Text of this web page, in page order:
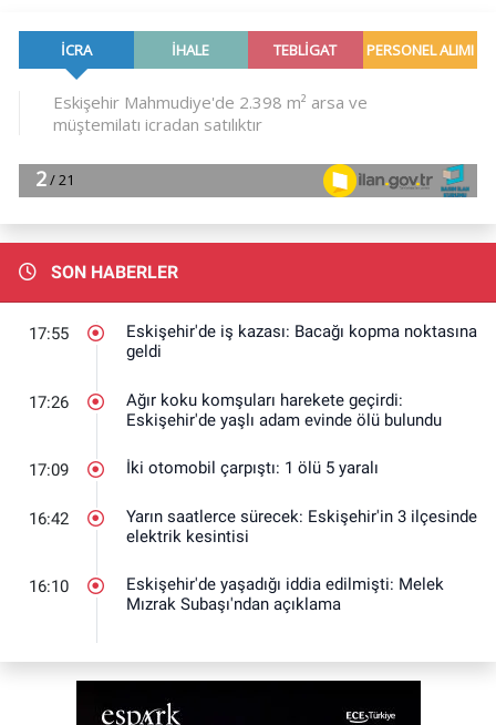
SON HABERLER
17:55
Eskişehir'de iş kazası: Bacağı kopma noktasına
geldi
17:26
Ağır koku komşuları harekete geçirdi:
Eskişehir'de yaşlı adam evinde ölü bulundu
17:09 İki otomobil çarpıştı: 1 ölü 5 yaralı
16:42
Yarın saatlerce sürecek: Eskişehir'in 3 ilçesinde
elektrik kesintisi
16:10
Eskişehir'de yaşadığı iddia edilmişti: Melek
Mızrak Subaşı'ndan açıklama